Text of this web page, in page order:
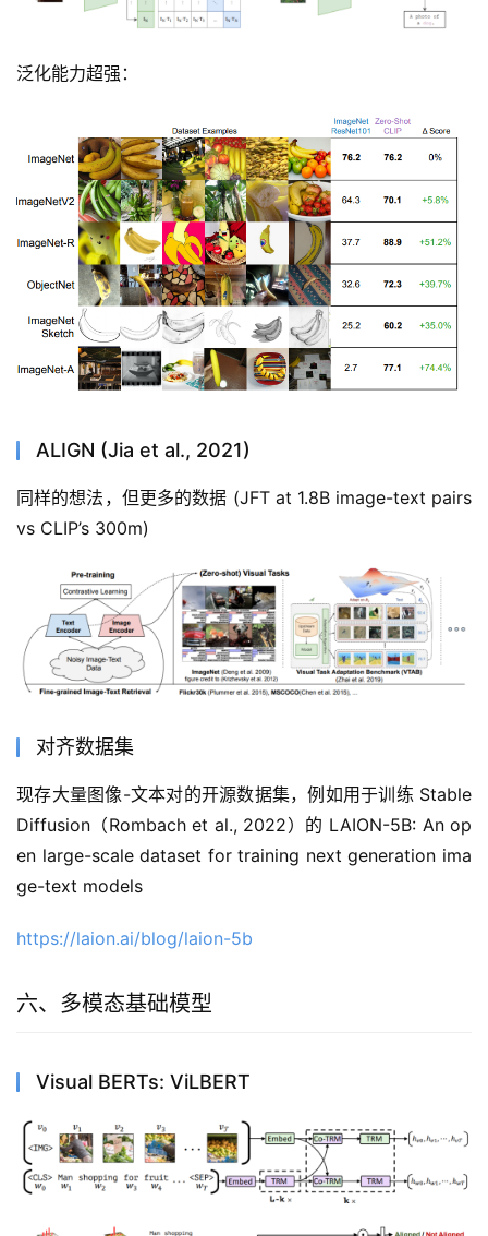
泛化能力超强：
ALIGN (Jia et al., 2021)
同样的想法，但更多的数据 (JFT at 1.8B image-text pairs
vs CLIP’s 300m)
对齐数据集
现存大量图像-文本对的开源数据集，例如用于训练 Stable
Diffusion（Rombach et al., 2022）的 LAION-5B: An op
en large-scale dataset for training next generation ima
ge-text models
https://laion.ai/blog/laion-5b
六、多模态基础模型
Visual BERTs: ViLBERT